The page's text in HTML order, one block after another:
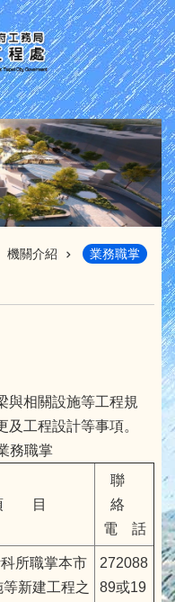
機關介紹 業務職掌
與相關設施等工程規
工程設計等事項。
目
聯
絡
電 話
務職掌
所職掌本市
新建工程之
272088
89或19